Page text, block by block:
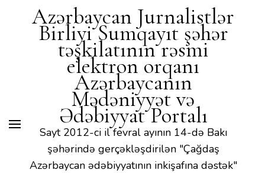
Mədəniyyət və Ədəbiyyat
Portalı
Azərbaycan Jurnalistlər
Birliyi Sumqayıt şəhər
təşkilatının rəsmi
elektron orqanı
Azərbaycanın
Mədəniyyət və
Ədəbiyyat Portalı
Sayt 2012-ci il fevral ayının 14-də Bakı
şəhərində gerçəkləşdirilən "Çağdaş
Azərbaycan ədəbiyyatının inkişafına dəstək"